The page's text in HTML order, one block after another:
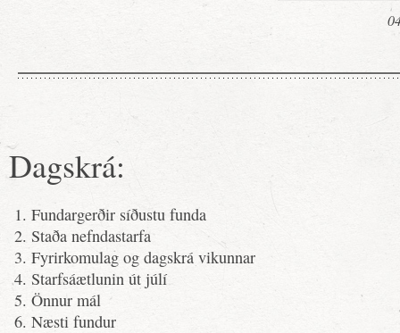
Dagskrá:
Fundargerðir síðustu funda
Staða nefndastarfa
Fyrirkomulag og dagskrá vikunnar
Starfsáætlunin út júlí
Önnur mál
Næsti fundur